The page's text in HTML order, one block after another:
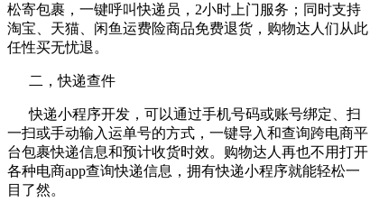
松寄包裹，一键呼叫快递员，2小时上门服务；同时支持
淘宝、天猫、闲鱼运费险商品免费退货，购物达人们从此
任性买无忧退。
二，快递查件
快递小程序开发，可以通过手机号码或账号绑定、扫
一扫或手动输入运单号的方式，一键导入和查询跨电商平
台包裹快递信息和预计收货时效。购物达人再也不用打开
各种电商app查询快递信息，拥有快递小程序就能轻松一
目了然。